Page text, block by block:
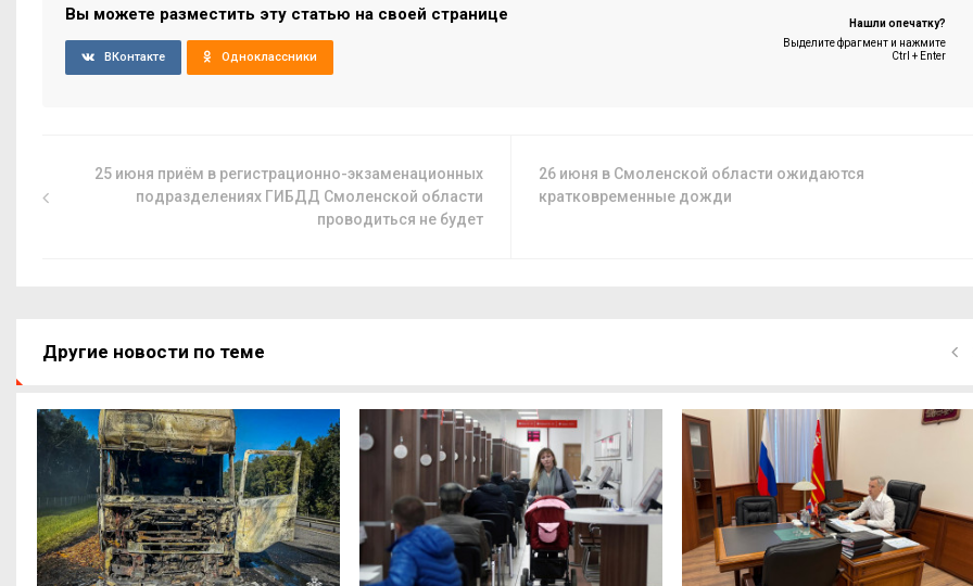
Вы можете разместить эту статью на своей странице
ВКонтакте Одноклассники
Нашли опечатку?
Выделите фрагмент и нажмите
Ctrl + Enter
25 июня приём в регистрационно-экзаменационных
подразделениях ГИБДД Смоленской области
проводиться не будет
26 июня в Смоленской области ожидаются
кратковременные дожди
Другие новости по теме